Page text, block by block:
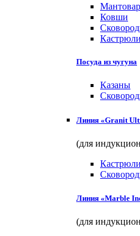
Ковши
Кастрюли
Посуда из чугуна
Казаны
Линия «Granit
(для
Кастрюли
Линия «Marble
(для